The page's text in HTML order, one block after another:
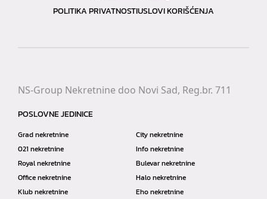
POLITIKA PRIVATNOSTIUSLOVI KORIŠĆENJA
NS-Group Nekretnine doo Novi Sad, Reg.br. 711
POSLOVNE JEDINICE
Grad nekretnine
City nekretnine
021 nekretnine
Info nekretnine
Royal nekretnine
Bulevar nekretnine
Office nekretnine
Halo nekretnine
Klub nekretnine
Eho nekretnine